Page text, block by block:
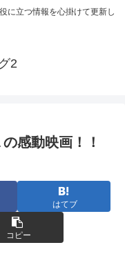
に立つ情報を心掛けて更新し
2
感動映画！！
はてブ
コピー